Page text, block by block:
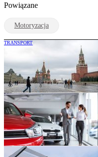
Powiązane
Motoryzacja
TRANSPORT
Rosjanie
FINANSE